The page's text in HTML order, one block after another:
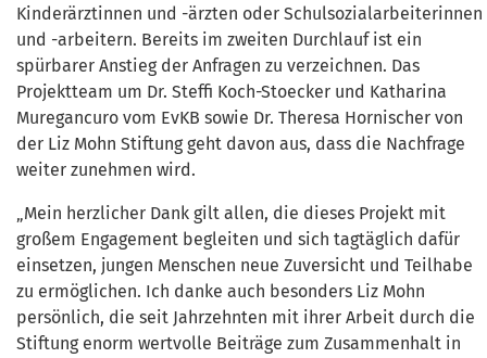
Kinderärztinnen und -ärzten oder Schulsozialarbeiterinnen
und -arbeitern. Bereits im zweiten Durchlauf ist ein
spürbarer Anstieg der Anfragen zu verzeichnen. Das
Projektteam um Dr. Steffi Koch-Stoecker und Katharina
Muregancuro vom EvKB sowie Dr. Theresa Hornischer von
der Liz Mohn Stiftung geht davon aus, dass die Nachfrage
weiter zunehmen wird.
„Mein herzlicher Dank gilt allen, die dieses Projekt mit
großem Engagement begleiten und sich tagtäglich dafür
einsetzen, jungen Menschen neue Zuversicht und Teilhabe
zu ermöglichen. Ich danke auch besonders Liz Mohn
persönlich, die seit Jahrzehnten mit ihrer Arbeit durch die
Stiftung enorm wertvolle Beiträge zum Zusammenhalt in